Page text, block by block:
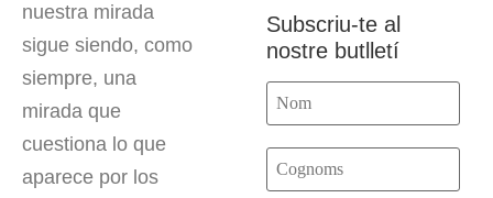
nuestra mirada
sigue siendo, como
siempre, una
mirada que
cuestiona lo que
aparece por los
Subscriu-te al
nostre butlletí